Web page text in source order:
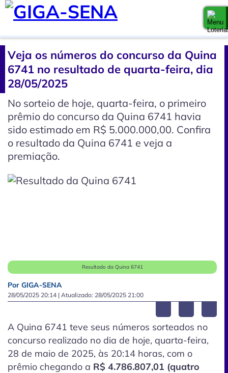
Veja os números do concurso da Quina
6741 no resultado de quarta-feira, dia
28/05/2025
No sorteio de hoje, quarta-feira, o primeiro
prêmio do concurso da Quina 6741 havia
sido estimado em R$ 5.000.000,00. Confira
o resultado da Quina 6741 e veja a
premiação.
Resultado da Quina 6741
Por GIGA-SENA
28/05/2025 20:14 | Atualizado: 28/05/2025 21:00
A Quina 6741 teve seus números sorteados no
concurso realizado no dia de hoje, quarta-feira,
28 de maio de 2025, às 20:14 horas, com o
prêmio chegando a R$ 4.786.807,01 (quatro